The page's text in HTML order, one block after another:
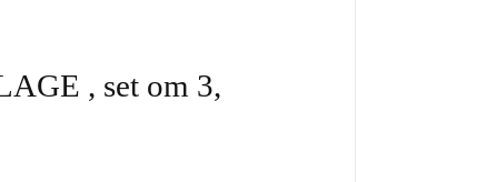
, set om 3,